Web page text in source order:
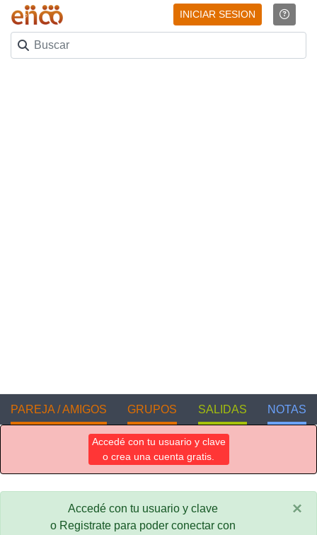
INICIAR SESION
PAREJA / AMIGOS GRUPOS SALIDAS NOTAS
Accedé con tu usuario y clave
o crea una cuenta gratis.
Accedé con tu usuario y clave
o Registrate para poder conectar con
×